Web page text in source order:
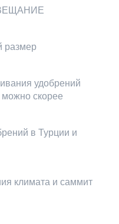
размер
удобрений
скорее
в Турции и
климата и саммит